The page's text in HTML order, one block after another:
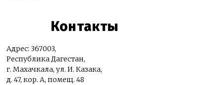
Контакты
Адрес: 367003,
Республика Дагестан,
г. Махачкала, ул. И. Казака,
д. 47, кор. А, помещ. 48